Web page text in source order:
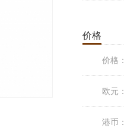
价格
价格：
欧元：
港币：